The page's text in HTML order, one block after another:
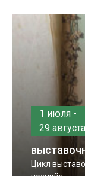
1 июля -
29 августа
Цикл